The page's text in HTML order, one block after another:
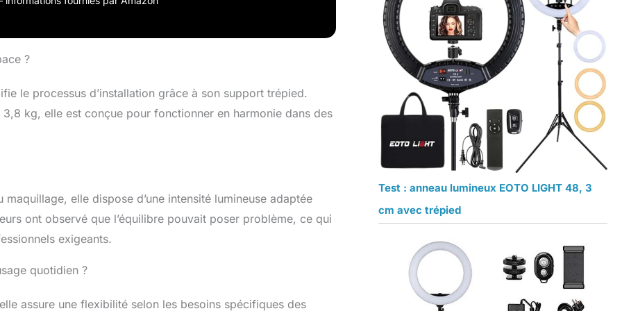
câble d'alimentation USB pour obtenir l'alimentation
bonne aide pour le maquillage, la manucure, le tatouage,
créer un bon retardateur de téléphone mobile et un
le streaming en direct, adapté pour les discussions
?
le processus d’installation grâce à son support trépied.
kg, elle est conçue pour fonctionner en harmonie dans des
elle dispose d’une intensité lumineuse adaptée
ont observé que l’équilibre pouvait poser problème, ce qui
exigeants.
quotidien ?
assure une flexibilité selon les besoins spécifiques des
Test : anneau lumineux EOTO LIGHT 48, 3
cm avec trépied